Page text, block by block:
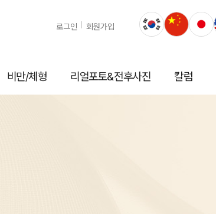
로그인 회원가입
비만/체형 리얼포토&전후사진 칼럼